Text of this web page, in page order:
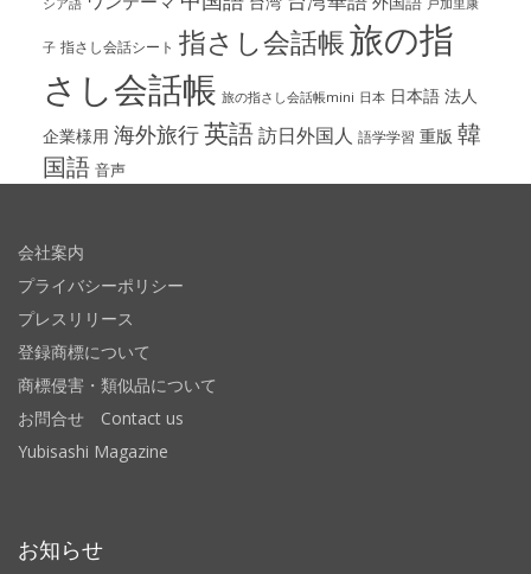
子 指さし会話シート 指さし会話帳旅の指
さし会話帳 旅の指さし会話帳mini 日本 日本語 法人
企業様用 海外旅行英語訪日外国人 語学学習 重版 韓
国語 音声
会社案内
プライバシーポリシー
プレスリリース
登録商標について
商標侵害・類似品について
お問合せ Contact us
Yubisashi Magazine
お知らせ